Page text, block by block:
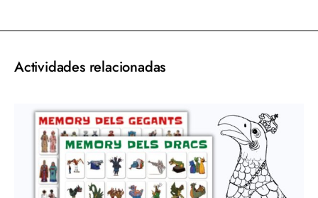
Actividades relacionadas